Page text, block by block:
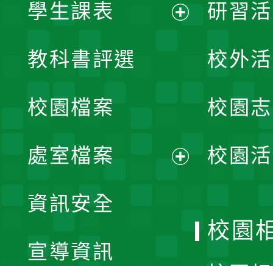
學生課表
單
教科書評選
校園檔案
處室檔案
資訊安全
宣導資訊
研習
校外
校園
校園
校園